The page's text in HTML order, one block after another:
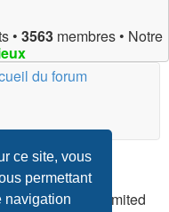
ce site, vous
permettant
navigation
• 3563 membres • Notre
du forum
© phpBB Limited